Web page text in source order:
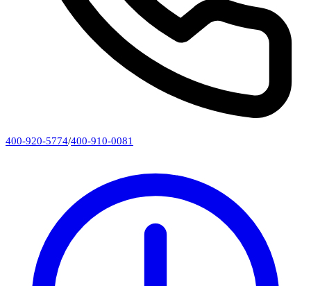
400-920-5774/400-910-0081